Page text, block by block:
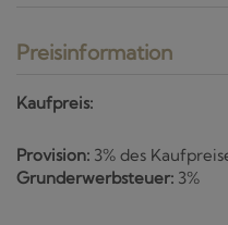
Preisinformation
Kaufpreis:
Provision: 3% des
Grunderwerbsteuer: 3%